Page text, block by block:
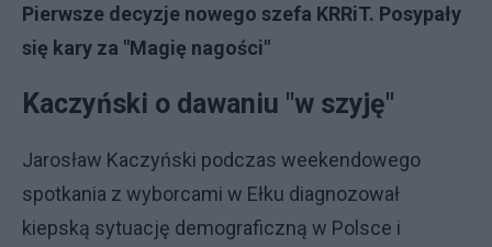
Pierwsze decyzje nowego szefa KRRiT. Posypały
się kary za "Magię nagości"
Kaczyński o dawaniu "w szyję"
Jarosław Kaczyński podczas weekendowego
spotkania z wyborcami w Ełku diagnozował
kiepską sytuację demograficzną w Polsce i